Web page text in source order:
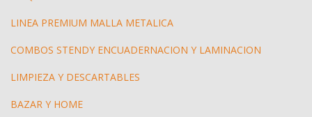
LINEA PREMIUM MALLA METALICA
COMBOS STENDY ENCUADERNACION Y LAMINACION
LIMPIEZA Y DESCARTABLES
BAZAR Y HOME